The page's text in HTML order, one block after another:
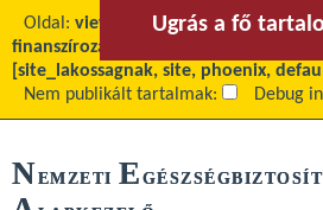
Oldal: view Fő tartalom:
finanszírozása - Gyakran ismételt
[site_lakossagnak, site, phoenix,
Nem publikált tartalmak:
Debug
Ugrás a
Ugrás a fő
NEMZETI E